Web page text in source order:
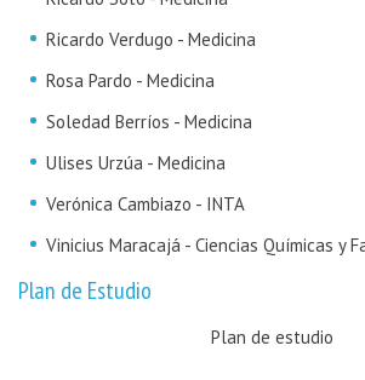
Ricardo Verdugo - Medicina
Rosa Pardo - Medicina
Soledad Berríos - Medicina
Ulises Urzúa - Medicina
Verónica Cambiazo - INTA
Vinicius Maracajá - Ciencias Químicas y
Plan de Estudio
Plan de estudio